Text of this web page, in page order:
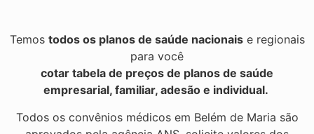
Temos todos os planos de saúde nacionaise regionais
para você
cotar tabela de preços de planos de saúde
empresarial, familiar, adesão e individual.
Todos os convênios médicos em Belém de Maria são